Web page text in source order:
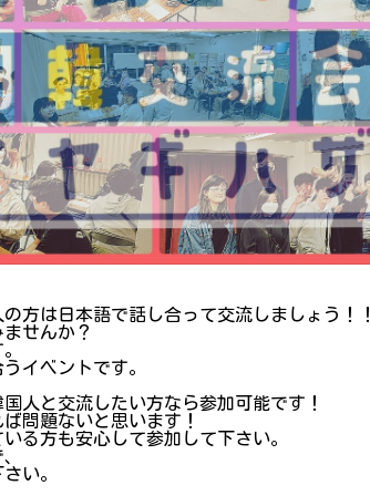
方は日本語で話し合って交流しましょう！！
せんか？
イベントです。
人と交流したい方なら参加可能です！
問題ないと思います！
る方も安心して参加して下さい。
い。